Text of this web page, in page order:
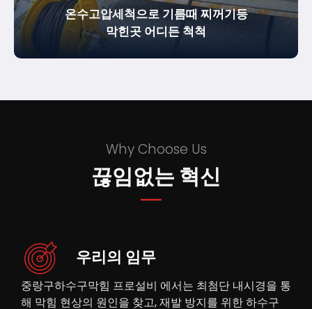
온수고압세척으로 기름때 찌꺼기등
막힌곳 어디든 척척
Why Choose Us
끊임없는 혁신
우리의 임무
중랑구하수구막힘 프로설비 에서는 최첨단 내시경을 통
해 막힘 현상의 원인을 찾고, 재발 방지를 위한 하수구